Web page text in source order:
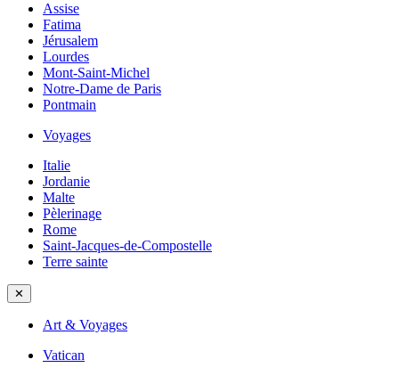
Assise
Fatima
Jérusalem
Lourdes
Mont-Saint-Michel
Notre-Dame de Paris
Pontmain
Voyages
Italie
Jordanie
Malte
Pèlerinage
Rome
Saint-Jacques-de-Compostelle
Terre sainte
✕
Art & Voyages
Vatican